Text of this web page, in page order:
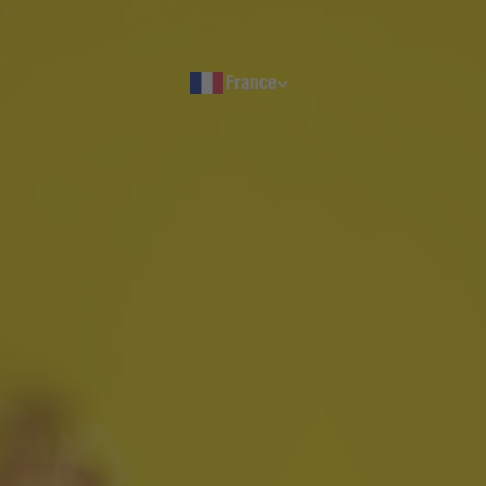
France
Suisse